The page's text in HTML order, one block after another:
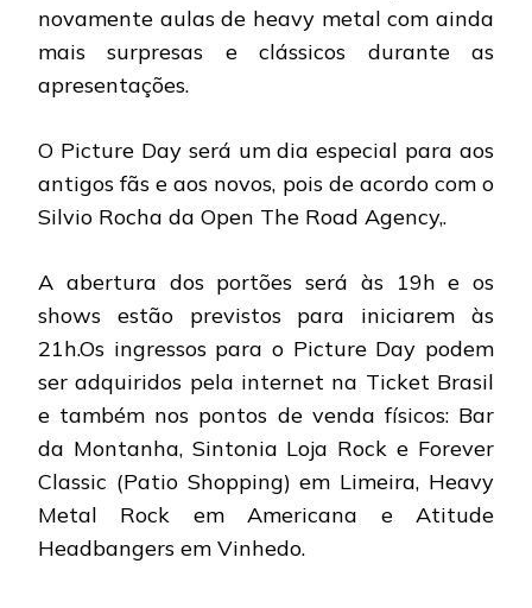
novamente aulas de heavy metal com ainda
mais surpresas e clássicos durante as
apresentações.
O Picture Day será um dia especial para aos
antigos fãs e aos novos, pois de acordo com o
Silvio Rocha da Open The Road Agency,.
A abertura dos portões será às 19h e os
shows estão previstos para iniciarem às
21h.Os ingressos para o Picture Day podem
ser adquiridos pela internet na Ticket Brasil
e também nos pontos de venda físicos: Bar
da Montanha, Sintonia Loja Rock e Forever
Classic (Patio Shopping) em Limeira, Heavy
Metal Rock em Americana e Atitude
Headbangers em Vinhedo.